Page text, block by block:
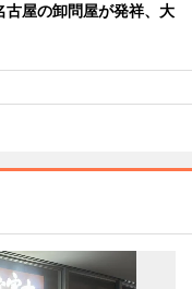
屋の卸問屋が発祥、大